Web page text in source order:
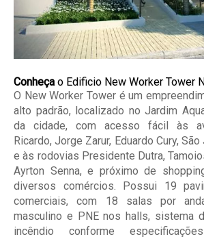
Conheçao Edificio New Worker Tower
O New Worker Tower é um
alto padrão, localizado no Jardim
da cidade, com acesso fácil às
Ricardo, Jorge Zarur, Eduardo Cury,
e às rodovias Presidente Dutra,
Ayrton Senna, e próximo de
diversos comércios. Possui 19
comerciais, com 18 salas por
masculino e PNE nos halls, sistema
incêndio conforme